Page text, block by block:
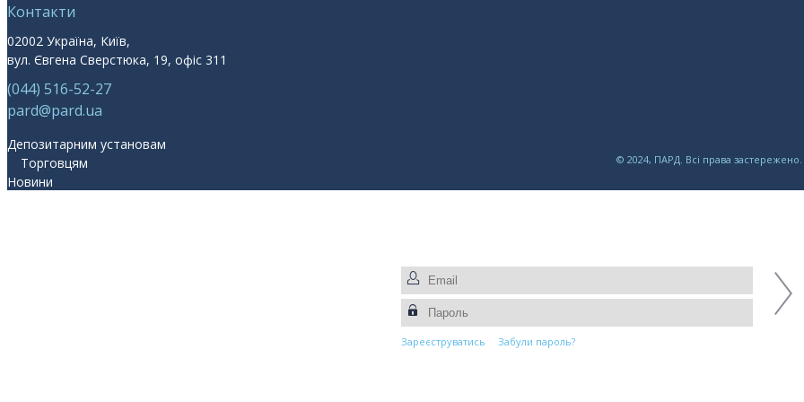
Контакти
02002 Україна, Київ,
вул. Євгена Сверстюка, 19, офіс 311
(044) 516-52-27
pard@pard.ua
Депозитарним установам
Торговцям
Новини
© 2024, ПАРД. Всі права застережено.
Зареєструватись Забули пароль?